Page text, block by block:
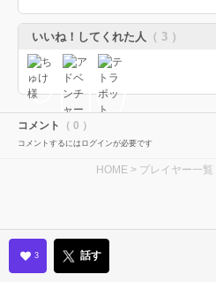
いいね！してくれた人 （ 3 ）
コメント （ 0 ）
コメントするにはログインが必要です
HOME > プレイヤー一覧
3 話す